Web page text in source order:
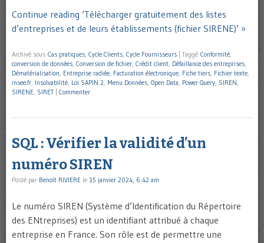
Continue reading ‘Télécharger gratuitement des listes
d’entreprises et de leurs établissements (fichier SIRENE)’ »
Archivé sous Cas pratiques Cycle Clients Cycle Fournisseurs Taggé Conformité
conversion de données Conversion de fichier Crédit client Défaillance des entreprises
Dématérialisation Entreprise radiée Facturation électronique Fiche tiers Fichier texte
insee.fr Insolvabilité Loi SAPIN 2 Menu Données Open Data Power Query SIREN
SIRENE SIRET Commenter
SQL : Vérifier la validité d’un
numéro SIREN
Posté par Benoît RIVIERE le 15 janvier 2024, 6:42 am
Le numéro SIREN (Système d’Identification du Répertoire
des ENtreprises) est un identifiant attribué à chaque
entreprise en France. Son rôle est de permettre une